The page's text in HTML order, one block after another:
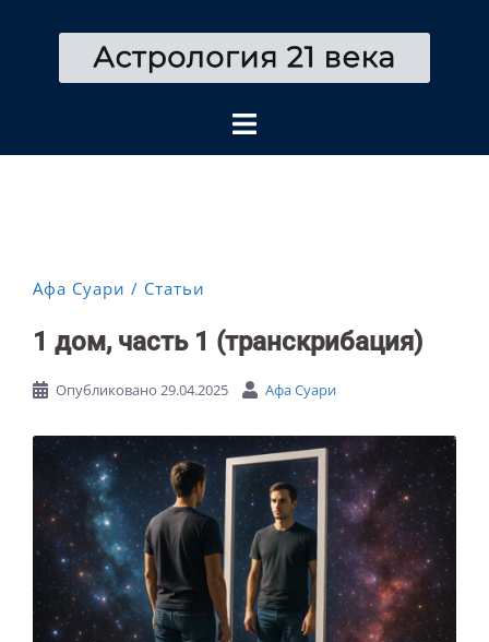
содержимому
Афа Суари Статьи
1 дом, часть 1 (транскрибация)
Опубликовано 29.04.2025 Афа Суари